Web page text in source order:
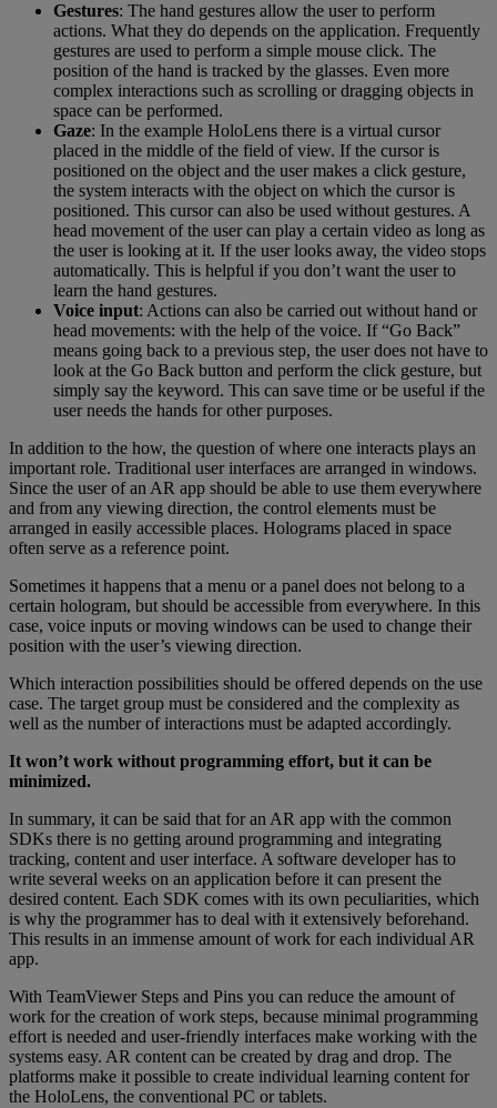
Gestures: The hand gestures allow the user to perform
actions. What they do depends on the application. Frequently
gestures are used to perform a simple mouse click. The
position of the hand is tracked by the glasses. Even more
complex interactions such as scrolling or dragging objects in
space can be performed.
Gaze: In the example HoloLens there is a virtual cursor
placed in the middle of the field of view. If the cursor is
positioned on the object and the user makes a click gesture,
the system interacts with the object on which the cursor is
positioned. This cursor can also be used without gestures. A
head movement of the user can play a certain video as long as
the user is looking at it. If the user looks away, the video stops
automatically. This is helpful if you don’t want the user to
learn the hand gestures.
Voice input: Actions can also be carried out without hand or
head movements: with the help of the voice. If “Go Back”
means going back to a previous step, the user does not have to
look at the Go Back button and perform the click gesture, but
simply say the keyword. This can save time or be useful if the
user needs the hands for other purposes.
In addition to the how, the question of where one interacts plays an
important role. Traditional user interfaces are arranged in windows.
Since the user of an AR app should be able to use them everywhere
and from any viewing direction, the control elements must be
arranged in easily accessible places. Holograms placed in space
often serve as a reference point.
Sometimes it happens that a menu or a panel does not belong to a
certain hologram, but should be accessible from everywhere. In this
case, voice inputs or moving windows can be used to change their
position with the user’s viewing direction.
Which interaction possibilities should be offered depends on the use
case. The target group must be considered and the complexity as
well as the number of interactions must be adapted accordingly.
It won’t work without programming effort, but it can be
minimized.
In summary, it can be said that for an AR app with the common
SDKs there is no getting around programming and integrating
tracking, content and user interface. A software developer has to
write several weeks on an application before it can present the
desired content. Each SDK comes with its own peculiarities, which
is why the programmer has to deal with it extensively beforehand.
This results in an immense amount of work for each individual AR
app.
With TeamViewer Steps and Pins you can reduce the amount of
work for the creation of work steps, because minimal programming
effort is needed and user-friendly interfaces make working with the
systems easy. AR content can be created by drag and drop. The
platforms make it possible to create individual learning content for
the HoloLens, the conventional PC or tablets.